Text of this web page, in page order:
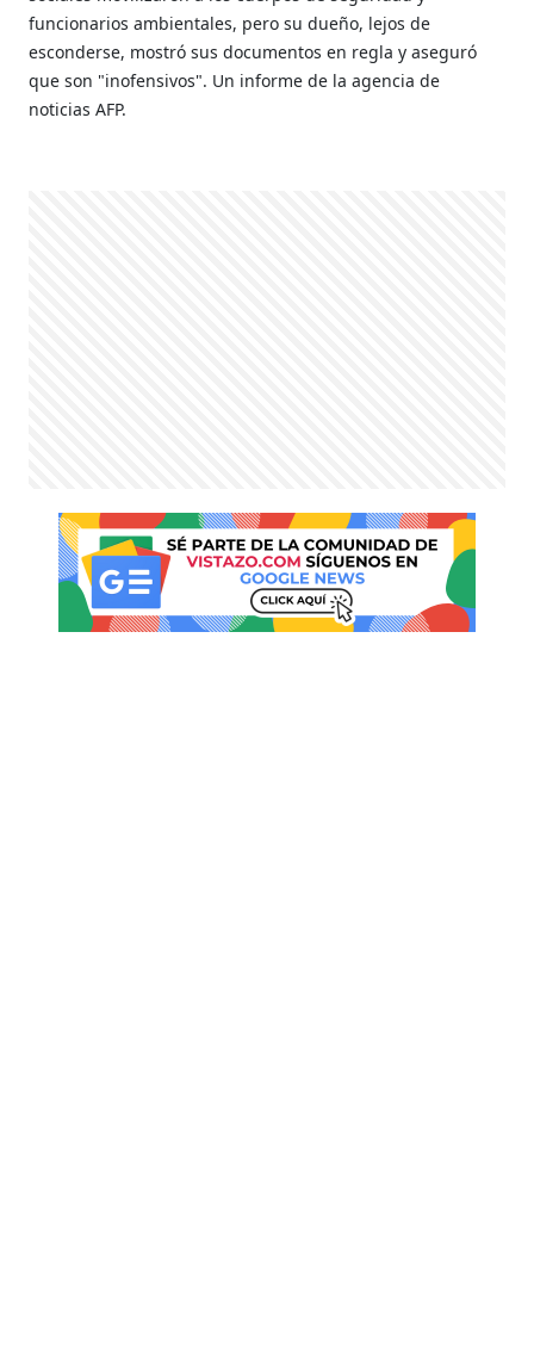
funcionarios ambientales, pero su dueño, lejos de
esconderse, mostró sus documentos en regla y aseguró
que son "inofensivos". Un informe de la agencia de
noticias AFP.